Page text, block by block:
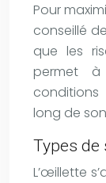
Pour
conseillé
que les
permet
long de
Types de
L’œillette